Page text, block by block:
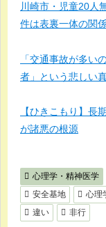
川崎市・児童20人
件は表裏一体の関
「交通事故が多い
者」という悲しい
【ひきこもり】長
が諸悪の根源
心理学・精神医学
安全基地
心理
違い
非行